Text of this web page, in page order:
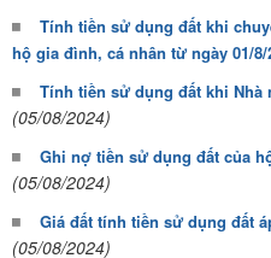
Tính tiền sử dụng đất khi
hộ gia đình, cá nhân từ ngày 01/8/
Tính tiền sử dụng đất khi Nhà
(05/08/2024)
Ghi nợ tiền sử dụng đất của
(05/08/2024)
Giá đất tính tiền sử dụng đất
(05/08/2024)